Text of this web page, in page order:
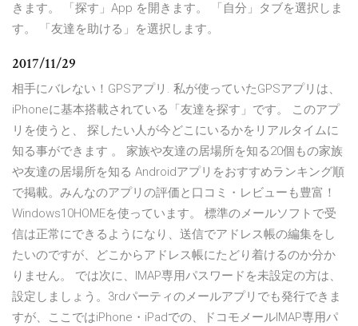
きます。 「探す」App を開きます。 「自分」タブを選択しま
す。 「友達を助ける」を選択します。
2017/11/29
相手にバレない！GPSアプリ. 私が使っていたGPSアプリは、
iPhoneに基本搭載されている「友達を探す」です。 このアプ
リを使うと、 探したい人が今どこにいるかをリアルタイムに
知る事ができます 。 家族や友達の居場所を知る20個もの家族
や友達の居場所を知る Androidアプリをおすすめランキング順
で掲載。みんなのアプリの評価と口コミ・レビューも豊富！
Windows10HOMEを使っています。 標準のメールソフトで受
信は正常にできるようになり、送信でアドレス帳の編集をし
たいのですが、どこからアドレス帳にたどり着けるのか分か
りません。 では次に、IMAP専用パスワードを未設定の方は、
設定しましょう。3rdパーティのメールアプリでも発行できま
すが、ここではiPhone・iPadでの、ドコモメールIMAP専用パ